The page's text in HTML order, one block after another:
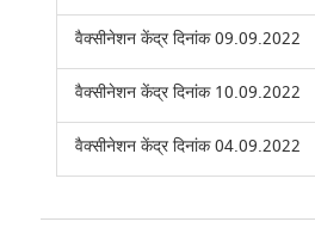
वैक्सीनेशन केंद्र दिनांक 09.09.2022
वैक्सीनेशन केंद्र दिनांक 10.09.2022
वैक्सीनेशन केंद्र दिनांक 04.09.2022